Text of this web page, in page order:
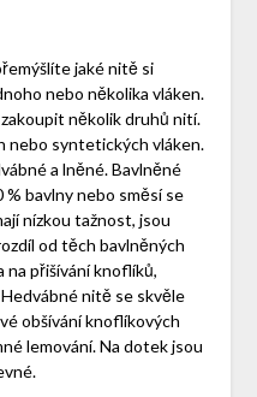
jaké nitě si
nebo několika vláken.
několik druhů nití.
nebo syntetických vláken.
a lněné. Bavlněné
bavlny nebo směsí se
nízkou tažnost, jsou
od těch bavlněných
na přišívání knoflíků,
nitě se skvěle
obšívání knoflíkových
lemování. Na dotek jsou